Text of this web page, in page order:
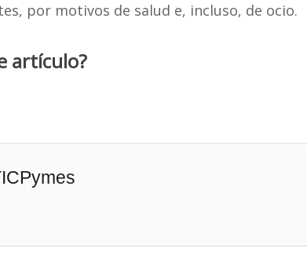
por motivos de salud e, incluso, de ocio.
artículo?